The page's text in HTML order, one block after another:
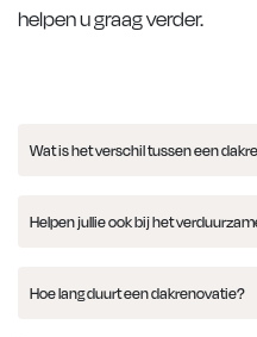
helpen u graag verder.
Wat is het verschil tussen een
Helpen jullie ook bij het
Hoe lang duurt een dakrenovatie?